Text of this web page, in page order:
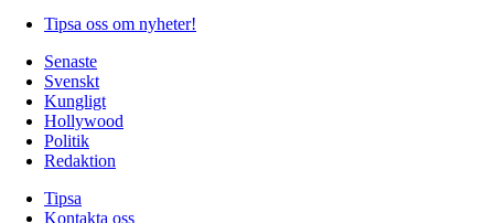
Tipsa oss om nyheter!
Senaste
Svenskt
Kungligt
Hollywood
Politik
Redaktion
Tipsa
Kontakta oss